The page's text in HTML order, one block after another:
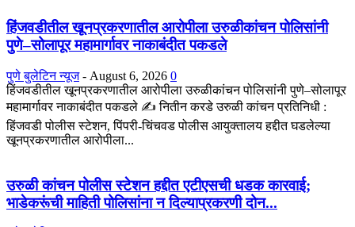
हिंजवडीतील खूनप्रकरणातील आरोपीला उरुळीकांचन पोलिसांनी
पुणे–सोलापूर महामार्गावर नाकाबंदीत पकडले
पुणे बुलेटिन न्यूज - August 6, 2026 0
हिंजवडीतील खूनप्रकरणातील आरोपीला उरुळीकांचन पोलिसांनी पुणे–सोलापूर
महामार्गावर नाकाबंदीत पकडले ✍️ नितीन करडे उरुळी कांचन प्रतिनिधी :
हिंजवडी पोलीस स्टेशन, पिंपरी-चिंचवड पोलीस आयुक्तालय हद्दीत घडलेल्या
खूनप्रकरणातील आरोपीला...
उरुळी कांचन पोलीस स्टेशन हद्दीत एटीएसची धडक कारवाई;
भाडेकरूंची माहिती पोलिसांना न दिल्याप्रकरणी दोन...